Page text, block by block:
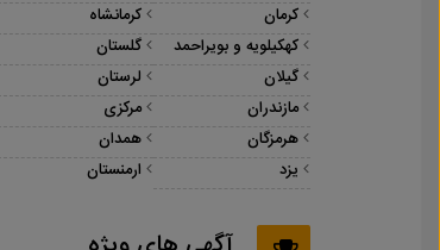
کرمان
کرمانشاه
کهکیلویه و بویراحمد
گلستان
گیلان
لرستان
مازندران
مرکزی
هرمزگان
همدان
یزد
ارمنستان